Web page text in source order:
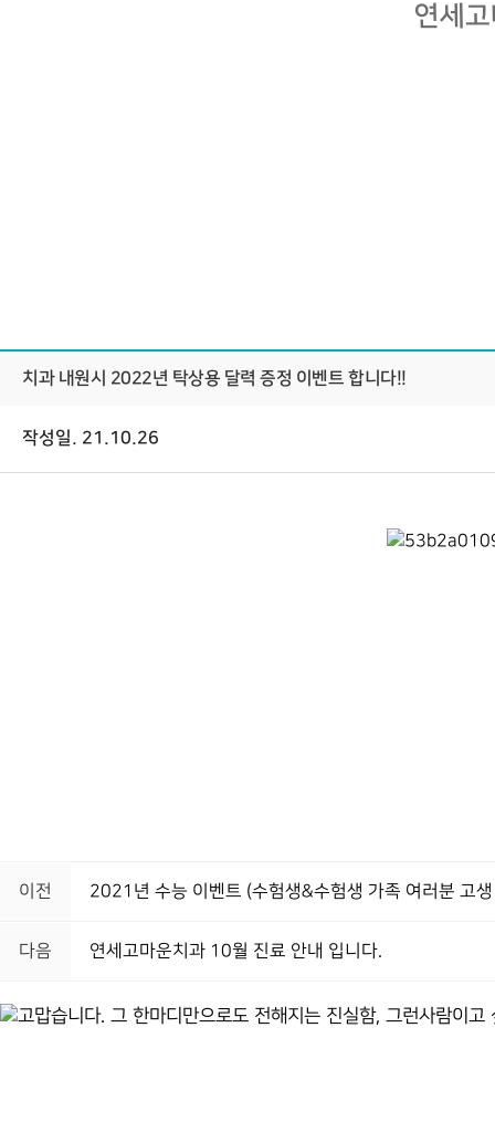
연세
치과 내원시 2022년 탁상용 달력 증정 이벤트 합니다!!
작성일. 21.10.26
이전 2021년 수능 이벤트 (수험생&수험생 가족 여러분 고
다음 연세고마운치과 10월 진료 안내 입니다.